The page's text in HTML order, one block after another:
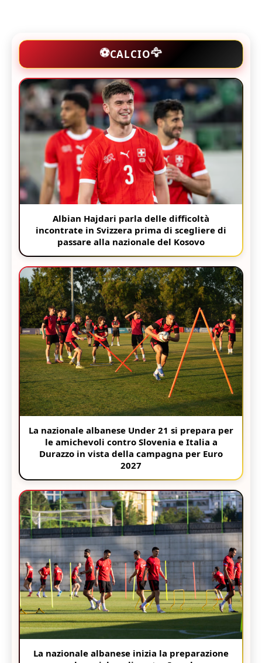
⚽CALCIO🦅
Albian Hajdari parla delle difficoltà
incontrate in Svizzera prima di scegliere di
passare alla nazionale del Kosovo
La nazionale albanese Under 21 si prepara per
le amichevoli contro Slovenia e Italia a
Durazzo in vista della campagna per Euro
2027
La nazionale albanese inizia la preparazione